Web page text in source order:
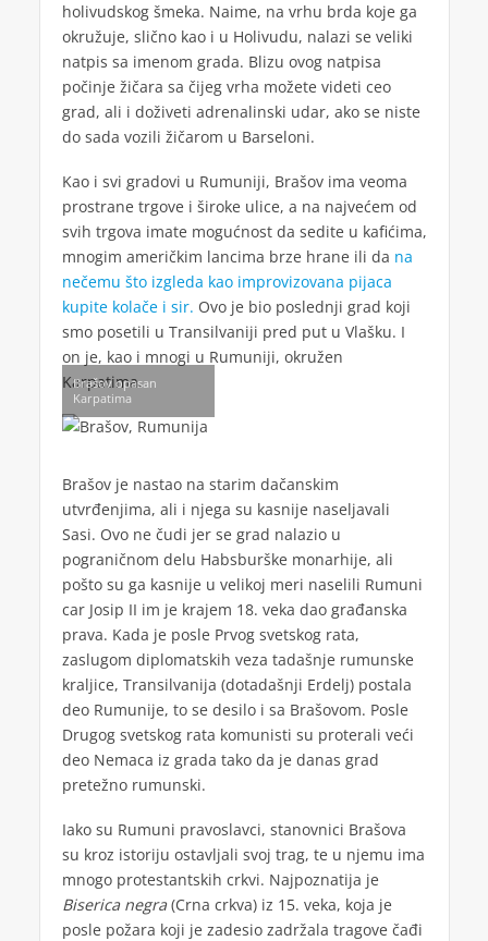
holivudskog šmeka. Naime, na vrhu brda koje ga
okružuje, slično kao i u Holivudu, nalazi se veliki
natpis sa imenom grada. Blizu ovog natpisa
počinje žičara sa čijeg vrha možete videti ceo
grad, ali i doživeti adrenalinski udar, ako se niste
do sada vozili žičarom u Barseloni.
Kao i svi gradovi u Rumuniji, Brašov ima veoma
prostrane trgove i široke ulice, a na najvećem od
svih trgova imate mogućnost da sedite u kafićima,
mnogim američkim lancima brze hrane ili da na
nečemu što izgleda kao improvizovana pijaca
kupite kolače i sir. Ovo je bio poslednji grad koji
smo posetili u Transilvaniji pred put u Vlašku. I
on je, kao i mnogi u Rumuniji, okružen
Karpatima.
Brašov opasan
Karpatima
Brašov je nastao na starim dačanskim
utvrđenjima, ali i njega su kasnije naseljavali
Sasi. Ovo ne čudi jer se grad nalazio u
pograničnom delu Habsburške monarhije, ali
pošto su ga kasnije u velikoj meri naselili Rumuni
car Josip II im je krajem 18. veka dao građanska
prava. Kada je posle Prvog svetskog rata,
zaslugom diplomatskih veza tadašnje rumunske
kraljice, Transilvanija (dotadašnji Erdelj) postala
deo Rumunije, to se desilo i sa Brašovom. Posle
Drugog svetskog rata komunisti su proterali veći
deo Nemaca iz grada tako da je danas grad
pretežno rumunski.
Iako su Rumuni pravoslavci, stanovnici Brašova
su kroz istoriju ostavljali svoj trag, te u njemu ima
mnogo protestantskih crkvi. Najpoznatija je
Biserica negra(Crna crkva) iz 15. veka, koja je
posle požara koji je zadesio zadržala tragove čađi